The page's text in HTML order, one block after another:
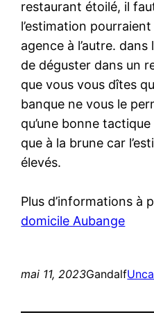
restaurant étoilé, il
l’estimation
agence à l’autre.
de déguster dans un
que vous vous dîtes
banque ne vous le
qu’une bonne
que à la brune car
élevés.
Plus d’informations à
domicile Aubange
mai 11, 2023Gandalf